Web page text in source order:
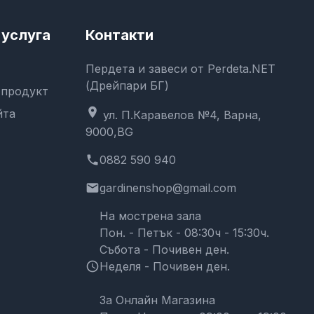
Контакти
Пердета и завеси от Perdeta.NET
(Дрейпари БГ)
location_on ул. П.Каравелов №4, Варна,
9000,BG
phone0882 590 940
emailgardinenshop@gmail.com
schedule
На мострена зала
Пон. - Петък - 08:30ч - 15:30ч.
Събота - Почивен ден.
Неделя - Почивен ден.
За Онлайн Магазина